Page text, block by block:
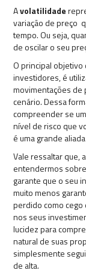
Avolatilidade
variação de preço
tempo. Ou seja,
de oscilar o seu
O principal
investidores, é
movimentações de
cenário. Dessa
compreender se
nível de risco que
é uma grande
Vale ressaltar que,
entendermos
garante que o seu
muito menos
perdido como
nos seus
lucidez para
natural de suas
simplesmente
de alta.